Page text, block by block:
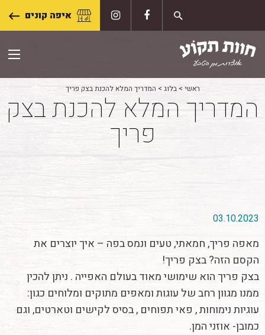
content
איפה קונים
ראשי >בלוג > המדריך המלא להכנת בצק פריך
המדריך המלא להכנת בצק
פריך
03.10.2023
מאפה פריך, חמאתי, טעים ונמס בפה – איך יוצרים את
הקסם הזה? בצק פריך!
בצק פריך הוא שימושי מאוד בעולם האפייה . ניתן להכין
ממנו מגוון רחב של עוגות ומאפים מתוקים ומלוחים כגון:
עוגיות נימוחות , פאי תפוחים , בסיס לקישים וטארטים, וגם
כמובן- אוזני המן.